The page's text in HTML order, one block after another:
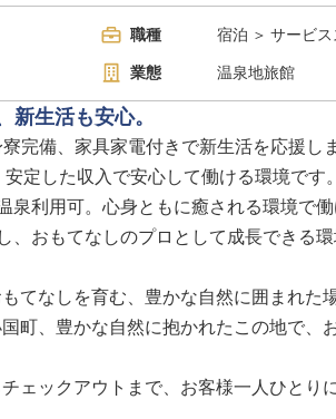
職種 宿泊 ＞ サービ
業態 温泉地旅館
生活も安心。
完備、家具家電付きで新生活を応援しま
定した収入で安心して働ける環境です。
泉利用可。心身ともに癒される環境で働
、おもてなしのプロとして成長できる環
てなしを育む、豊かな自然に囲まれた場
町、豊かな自然に抱かれたこの地で、
ェックアウトまで、お客様一人ひとり